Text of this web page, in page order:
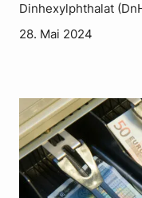
Dinhexylphthalat
28. Mai 2024